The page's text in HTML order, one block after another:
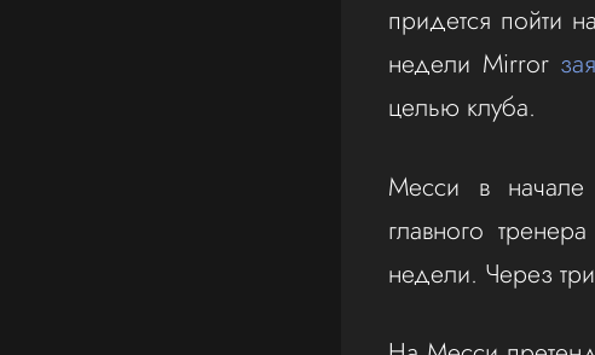
придется пойти
недели Mirror
целью клуба.
Месси в
главного
недели. Через